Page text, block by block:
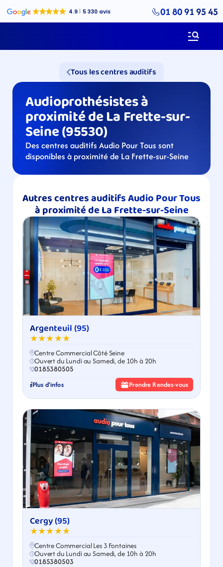
01 80 91 95 45
Tous les centres auditifs
Audioprothésistes à
proximité de La Frette-sur-
Seine (95530)
Des centres auditifs Audio Pour Tous sont
disponibles à proximité de La Frette-sur-Seine
Autres centres auditifs Audio Pour Tous
à proximité de La Frette-sur-Seine
Argenteuil (95)
★★★★★
Centre Commercial Côté Seine
Ouvert du Lundi au Samedi, de 10h à 20h
0185380505
Plus d'infos Prendre Rendez-vous
Cergy (95)
★★★★★
Centre Commercial Les 3 Fontaines
Ouvert du Lundi au Samedi, de 10h à 20h
0185380503